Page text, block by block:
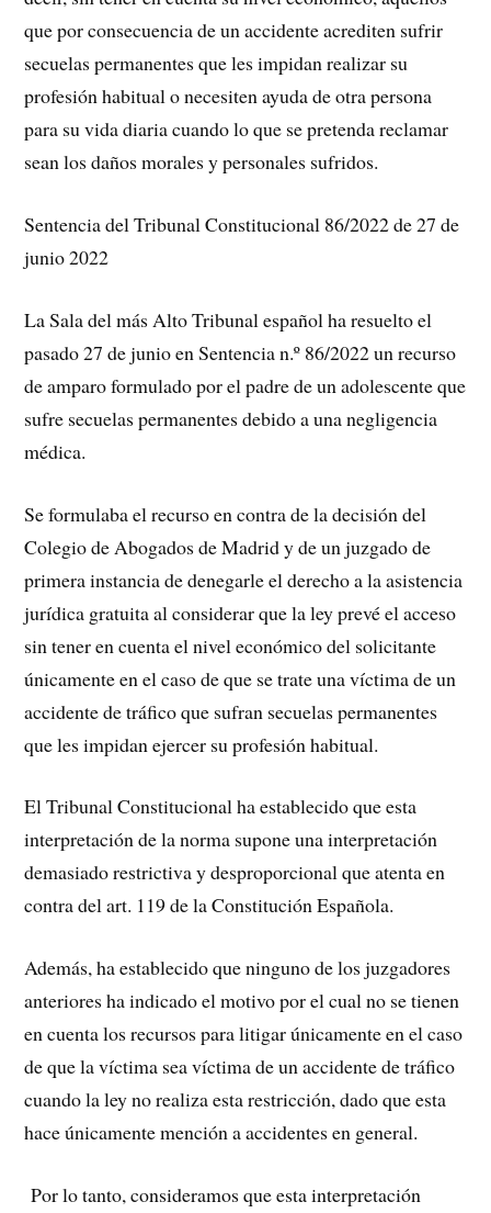
que por consecuencia de un accidente acrediten sufrir
secuelas permanentes que les impidan realizar su
profesión habitual o necesiten ayuda de otra persona
para su vida diaria cuando lo que se pretenda reclamar
sean los daños morales y personales sufridos.
Sentencia del Tribunal Constitucional 86/2022 de 27 de
junio 2022
La Sala del más Alto Tribunal español ha resuelto el
pasado 27 de junio en Sentencia n.º 86/2022 un recurso
de amparo formulado por el padre de un adolescente que
sufre secuelas permanentes debido a una negligencia
médica.
Se formulaba el recurso en contra de la decisión del
Colegio de Abogados de Madrid y de un juzgado de
primera instancia de denegarle el derecho a la asistencia
jurídica gratuita al considerar que la ley prevé el acceso
sin tener en cuenta el nivel económico del solicitante
únicamente en el caso de que se trate una víctima de un
accidente de tráfico que sufran secuelas permanentes
que les impidan ejercer su profesión habitual.
El Tribunal Constitucional ha establecido que esta
interpretación de la norma supone una interpretación
demasiado restrictiva y desproporcional que atenta en
contra del art. 119 de la Constitución Española.
Además, ha establecido que ninguno de los juzgadores
anteriores ha indicado el motivo por el cual no se tienen
en cuenta los recursos para litigar únicamente en el caso
de que la víctima sea víctima de un accidente de tráfico
cuando la ley no realiza esta restricción, dado que esta
hace únicamente mención a accidentes en general.
Por lo tanto, consideramos que esta interpretación